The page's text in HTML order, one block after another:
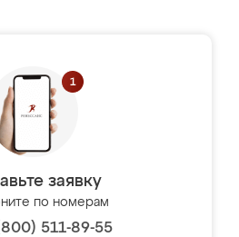
заявку
по номерам
511-89-55